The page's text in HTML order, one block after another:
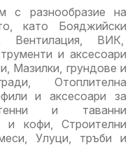
разнообразие на
като Бояджийски
Вентилация, ВИК,
и аксесоари
Мазилки, грундове и
Отоплителна
и аксесоари за
и таванни
и кофи, Строителни
Улуци, тръби и